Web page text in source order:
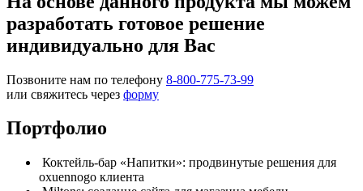
разработать готовое решение
индивидуально для Вас
Позвоните нам по телефону 8-800-775-73-99
или свяжитесь через форму
Портфолио
Коктейль-бар «Напитки»: продвинутые решения для
oxuennogo клиента